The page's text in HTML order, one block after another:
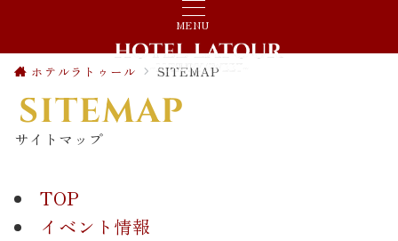
MENU
ホテルラトゥール SITEMAP
SITEMAP
サイトマップ
TOP
イベント情報